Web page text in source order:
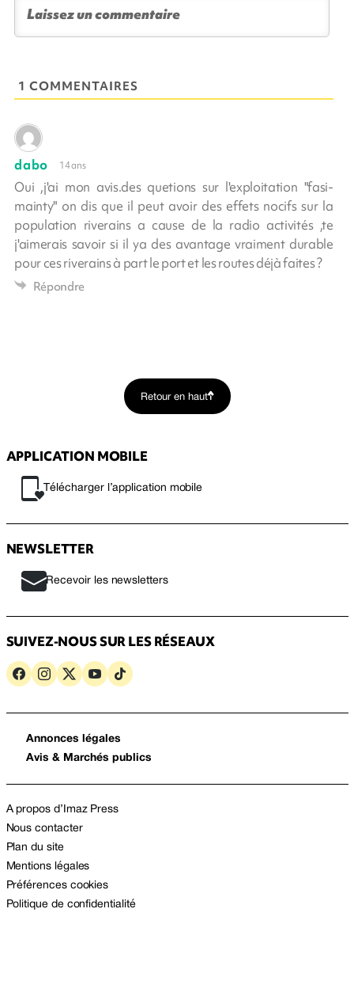
1 COMMENTAIRES
dabo 14 ans
Oui ,j'ai mon avis.des quetions sur l'exploitation "fasi-
mainty" on dis que il peut avoir des effets nocifs sur la
population riverains a cause de la radio activités ,te
j'aimerais savoir si il ya des avantage vraiment durable
pour ces riverains à part le port et les routes déjà faites ?
Répondre
Retour en haut
APPLICATION MOBILE
Télécharger l’application mobile
NEWSLETTER
Recevoir les newsletters
SUIVEZ-NOUS SUR LES RÉSEAUX
Annonces légales
Avis & Marchés publics
A propos d’Imaz Press
Nous contacter
Plan du site
Mentions légales
Préférences cookies
Politique de confidentialité